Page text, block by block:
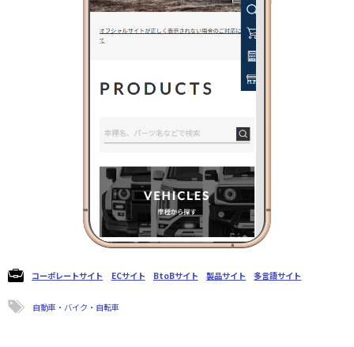
コーポレートサイト ECサイト BtoBサイト 製品サイト 多言語サイト
自動車・バイク・自転車